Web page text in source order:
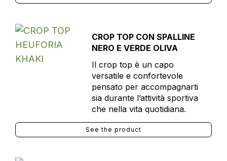
CROP TOP CON SPALLINE
NERO E VERDE OLIVA
Il crop top è un capo
versatile e confortevole
pensato per accompagnarti
sia durante l’attività sportiva
che nella vita quotidiana.
See the product